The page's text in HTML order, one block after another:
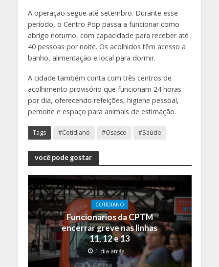
A operação segue até setembro. Durante esse
período, o Centro Pop passa a funcionar como
abrigo noturno, com capacidade para receber até
40 pessoas por noite. Os acolhidos têm acesso a
banho, alimentação e local para dormir.
A cidade também conta com três centros de
acolhimento provisório que funcionam 24 horas
por dia, oferecendo refeições, higiene pessoal,
pernoite e espaço para animais de estimação.
Tags #Cotidiano #Osasco #Saúde
você pode gostar
COTIDIANO
Funcionários da CPTM
encerrar greve nas linhas
11, 12 e 13
1 dia atrás